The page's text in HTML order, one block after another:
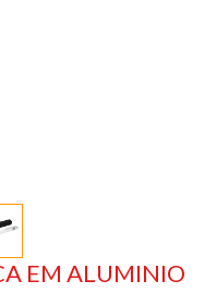
EM ALUMINIO